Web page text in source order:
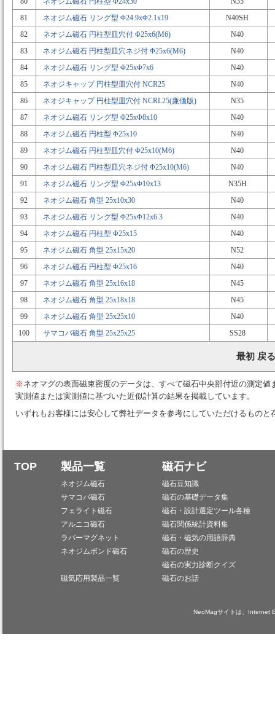
81
ネオジム磁石 リング型 Φ24.9xΦ2.1x19
N40SH
82
ネオジム磁石 円柱型皿穴付 Φ25x6(M6)
N40
83
ネオジム磁石 円柱型皿穴ネジ付 Φ25x6(M6)
N40
84
ネオジム磁石 リング型 Φ25xΦ7x6
N40
85
ネオジキャップ 円柱型皿穴付 NCR25
N40
86
ネオジキャップ 円柱型皿穴付 NCRL25(廉価版)
N35
87
ネオジム磁石 リング型 Φ25xΦ8x10
N40
88
ネオジム磁石 円柱型 Φ25x10
N40
89
ネオジム磁石 円柱型皿穴付 Φ25x10(M6)
N40
90
ネオジム磁石 円柱型皿穴ネジ付 Φ25x10(M6)
N40
91
ネオジム磁石 リング型 Φ25xΦ10x13
N35H
92
ネオジム磁石 角型 25x10x30
N40
93
ネオジム磁石 リング型 Φ25xΦ12x6.3
N40
94
ネオジム磁石 円柱型 Φ25x15
N40
95
ネオジム磁石 角型 25x15x20
N52
96
ネオジム磁石 円柱型 Φ25x16
N40
97
ネオジム磁石 角型 25x16x18
N45
98
ネオジム磁石 角型 25x18x18
N45
99
ネオジム磁石 角型 25x25x10
N40
100
サマコバ磁石 角型 25x25x25 SS28
最初 戻
※ ネオマグの表面磁束密度のデータは、すべて磁石中央部付近の測定
実測値または実測値に基づいた近似計算の結果を掲載しています。
いずれもお客様には安心して弊社データを参考にしていただけるものと
TOP 製品一覧
ネオジム磁石
サマコバ磁石
フェライト磁石
アルニコ磁石
ラバーマグネット
ネオジムボンド磁石
磁気応用製品一覧
磁石ナビ
磁石豆知識
磁石の基礎データ集
磁石・設計選定ツール各種
磁石関係統計資料集
磁石・磁気の用語辞典
磁石の歴史
磁石の実力診断クイズ
磁石のお話
NeoMagサイトは、Internet